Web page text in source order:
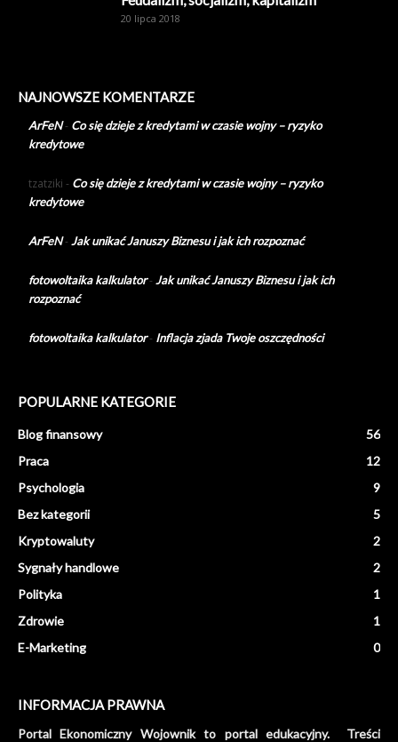
20 lipca 2018
NAJNOWSZE KOMENTARZE
ArFeN- Co się dzieje z kredytami w czasie wojny – ryzyko
kredytowe
tzatziki - Co się dzieje z kredytami w czasie wojny – ryzyko
kredytowe
ArFeN- Jak unikać Januszy Biznesu i jak ich rozpoznać
fotowoltaika kalkulator- Jak unikać Januszy Biznesu i jak ich
rozpoznać
fotowoltaika kalkulator- Inflacja zjada Twoje oszczędności
POPULARNE KATEGORIE
Blog finansowy
56
Praca
12
Psychologia
9
Bez kategorii
5
Kryptowaluty
2
Sygnały handlowe
2
Polityka
1
Zdrowie
1
E-Marketing
0
INFORMACJA PRAWNA
Portal Ekonomiczny Wojownik to portal edukacyjny. Treści